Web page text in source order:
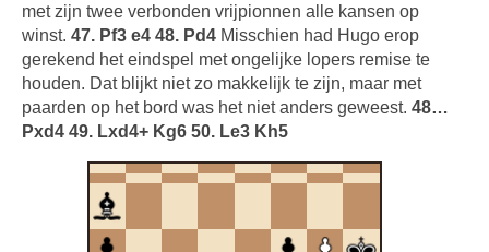
met zijn twee verbonden vrijpionnen alle kansen op
winst. 47. Pf3 e4 48. Pd4 Misschien had Hugo erop
gerekend het eindspel met ongelijke lopers remise te
houden. Dat blijkt niet zo makkelijk te zijn, maar met
paarden op het bord was het niet anders geweest. 48…
Pxd4 49. Lxd4+ Kg6 50. Le3 Kh5